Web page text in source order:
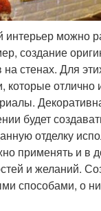
интерьер можно
создание
стенах. Для
которые отлично
будет
отделку
применять и в
и желаний.
способами, о